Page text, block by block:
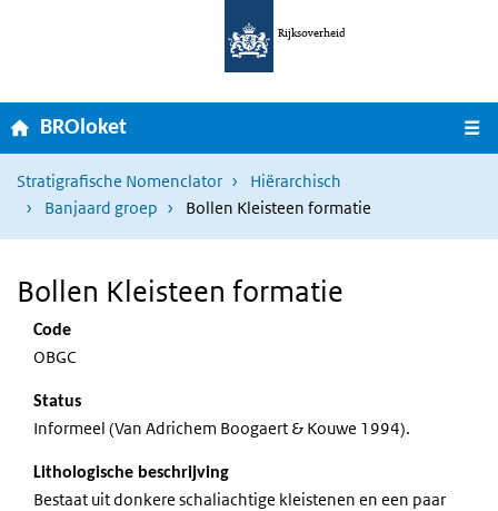
Overslaan en naar de inhoud gaan
Rijksoverheid
Home
BROloket
Stratigrafische Nomenclator
Hiërarchisch
Banjaard groep
Bollen Kleisteen formatie
Bollen Kleisteen formatie
Code
OBGC
Status
Informeel (Van Adrichem Boogaert & Kouwe 1994).
Lithologische beschrijving
Bestaat uit donkere schaliachtige kleistenen en een paar